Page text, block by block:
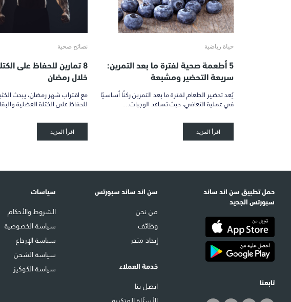
حياة رياضية
5 أطعمة صحية لفترة ما بعد التمرين:
سريعة التحضير ومشبعة
يُعد تحضير الطعام لفترة ما بعد التمرين ركنًا أساسيًا
في عملية التعافي، حيث تساعد الوجبات…
اقرأ المزيد
نصائح صحية
8 تمارين للحفاظ على
خلال رمضان
مع اقتراب شهر رمضان، يبحث
للحفاظ على الكتلة العضلية
اقرأ المزيد
حمل تطبيق سن اند ساند
سبورتس الجديد
تابعنا
سن اند ساند سبورتس
من نحن
وظائف
إيجاد متجر
خدمة العملاء
اتصل بنا
سياسات
الشروط والأحكام
سياسة الخصوصية
سياسة الإرجاع
سياسة الشحن
سياسة الكوكيز